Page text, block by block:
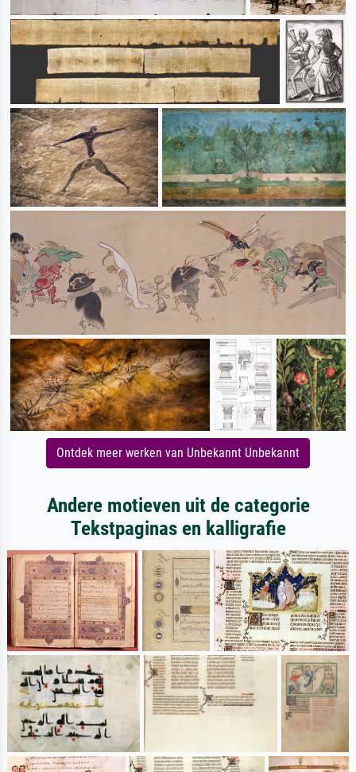
Ontdek meer werken van Unbekannt Unbekannt
Andere motieven uit de categorie
Tekstpaginas en kalligrafie